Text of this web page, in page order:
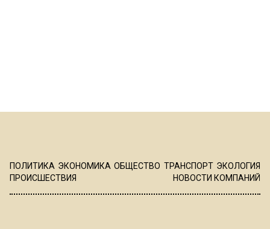
ПОЛИТИКА ЭКОНОМИКА ОБЩЕСТВО ТРАНСПОРТ ЭКОЛОГИЯ
ПРОИСШЕСТВИЯ
НОВОСТИ КОМПАНИЙ